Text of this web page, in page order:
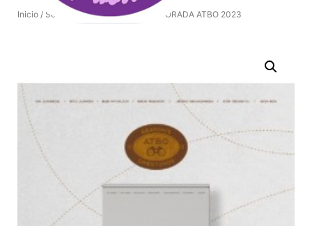
Inicio / Seasons/ SALUDOS DE TEMPORADA ATBO 2023